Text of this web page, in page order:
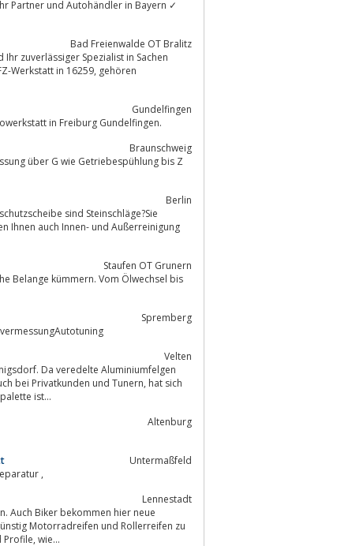
Bad Freienwalde OT Bralitz
zuverlässiger Spezialist in Sachen
Gundelfingen
in Freiburg Gundelfingen.
Braunschweig
Berlin
sind Steinschläge?Sie
Ihnen auch Innen- und Außerreinigung
Staufen OT Grunern
Spremberg
Velten
Da veredelte Aluminiumfelgen
und Tunern, hat sich
ist...
Altenburg
Untermaßfeld
HEIL UG, Untermaßfeld , Werkstatt , Autoservice , Kfz Werkstatt , Reparatur ,
Lennestadt
Motorradreifen und Rollerreifen zu
erwerben. Bei Reifenversand.com bekommen Sie Motorradreifen aller Marken und Profile, wie...